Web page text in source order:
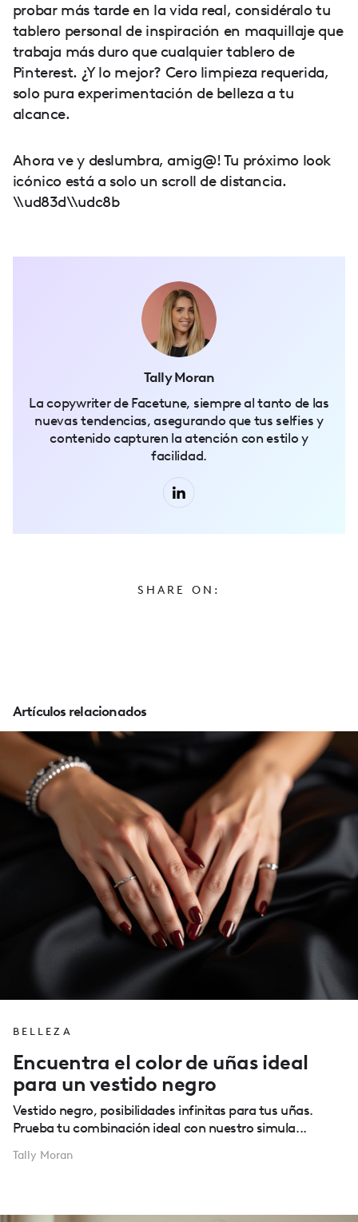
SHARE ON:
probar más tarde en la vida real, considéralo tu
tablero personal de inspiración en maquillaje que
trabaja más duro que cualquier tablero de
Pinterest. ¿Y lo mejor? Cero limpieza requerida,
solo pura experimentación de belleza a tu
alcance.
Ahora ve y deslumbra, amig@! Tu próximo look
icónico está a solo un scroll de distancia.
\\ud83d\\udc8b
Tally Moran
La copywriter de Facetune, siempre al tanto de las
nuevas tendencias, asegurando que tus selfies y
contenido capturen la atención con estilo y
facilidad.
Artículos relacionados
BELLEZA
Encuentra el color de uñas ideal
para un vestido negro
Vestido negro, posibilidades infinitas para tus uñas.
Prueba tu combinación ideal con nuestro simula...
Tally Moran